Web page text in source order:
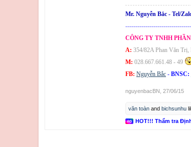
Mr. Nguyễn Bắc - Tel/
CÔNG TY TNHH
A: 354/82A Phan Văn
M: 028.667.661.48 - 49
FB: Nguyễn Bắc - BNSC:
nguyenbacBN 27/06/15
văn toàn and bichsunhu
HOT!!! Thẩm tra